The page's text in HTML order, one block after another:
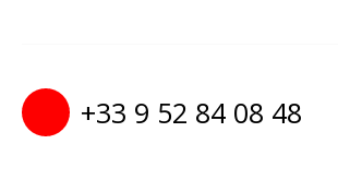
+33 9 52 84 08 48